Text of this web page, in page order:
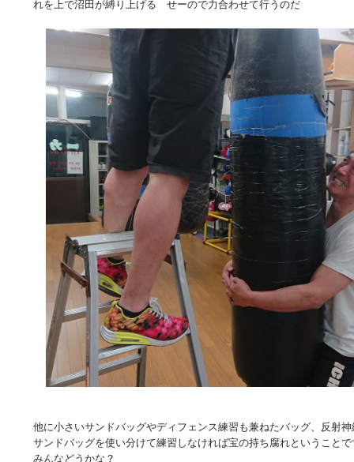
れを上で沼田が縛り上げる せーので力合わせて行うのだ
他に小さいサンドバッグやディフェンス練習も兼ねたバッグ、反射
サンドバッグを使い分けて練習しなければ宝の持ち腐れということで
みんなどうかな？